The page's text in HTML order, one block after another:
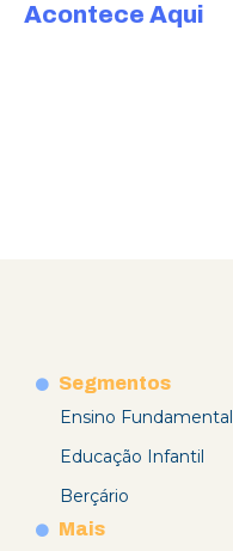
Acontece Aqui
Segmentos
Ensino Fundamental
Educação Infantil
Berçário
Mais